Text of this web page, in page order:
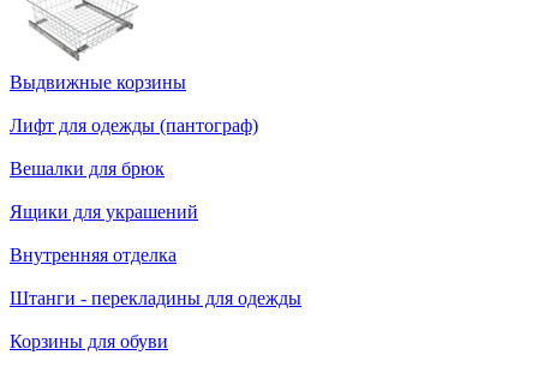
Выдвижные корзины
Лифт для одежды (пантограф)
Вешалки для брюк
Ящики для украшений
Внутренняя отделка
Штанги - перекладины для одежды
Корзины для обуви